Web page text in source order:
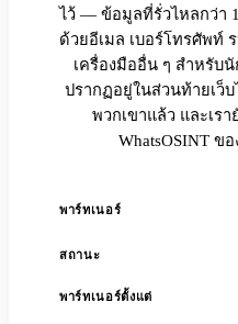
ไว้ — ข้อมูลที่รั่วไหลกว่า
ด้วยอีเมล เบอร์โทรศัพท์
เครื่องมืออื่น ๆ สำหรับ
ปรากฏอยู่ในส่วนท้ายเว็
พวกเขาแล้ว และเร
WhatsOSINT ข
พาร์ทเนอร์
สถานะ
พาร์ทเนอร์ตั้งแต่